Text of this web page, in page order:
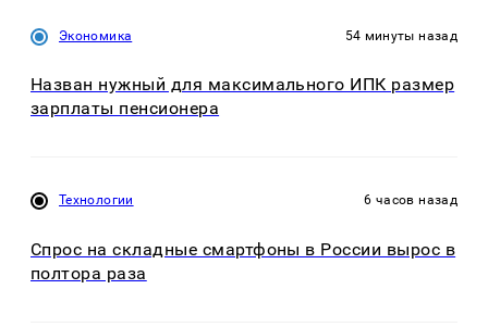
Экономика 54 минуты назад
Назван нужный для максимального ИПК размер
зарплаты пенсионера
Технологии 6 часов назад
Спрос на складные смартфоны в России вырос в
полтора раза